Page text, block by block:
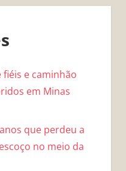
e caminhão
em Minas
que perdeu a
no meio da